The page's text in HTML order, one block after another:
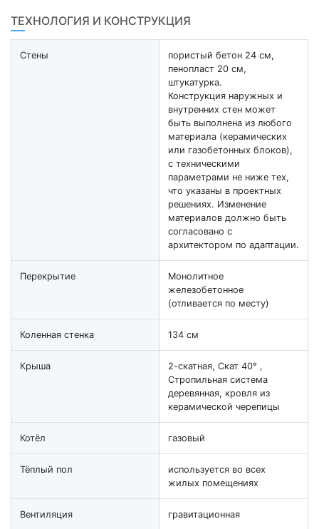
ТЕХНОЛОГИЯ И КОНСТРУКЦИЯ
Стены
пористый бетон 24 см,
пенопласт 20 см,
штукатурка.
Конструкция наружных и
внутренних стен может
быть выполнена из любого
материала (керамических
или газобетонных блоков),
с техническими
параметрами не ниже тех,
что указаны в проектных
решениях. Изменение
материалов должно быть
согласовано с
архитектором по адаптации.
Перекрытие
Монолитное
железобетонное
(отливается по месту)
Коленная стенка 134 см
Крыша
2-скатная, Скат 40° ,
Стропильная система
деревянная, кровля из
керамической черепицы
Котёл газовый
Тёплый пол
используется во всех
жилых помещениях
Вентиляция гравитационная